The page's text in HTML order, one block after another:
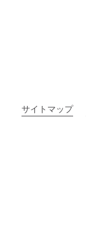
サイトマップ